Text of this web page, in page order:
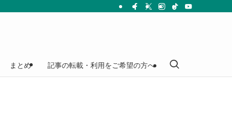
まとめ 記事の転載・利用をご希望の方へ